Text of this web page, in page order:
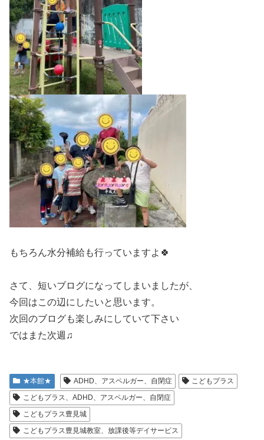
もちろん水分補給も行っていますよ🍀
さて、短いブログになってしまいましたが、
今回はこの辺にしたいと思います。
次回のブログも楽しみにしていて下さい
ではまた次週♫
★本館★ ADHD、アスペルガー、自閉症
こどもプラス
こどもプラス、ADHD、アスペルガー、自閉症
こどもプラス豊見城
こどもプラス豊見城教室、放課後等デイサービス